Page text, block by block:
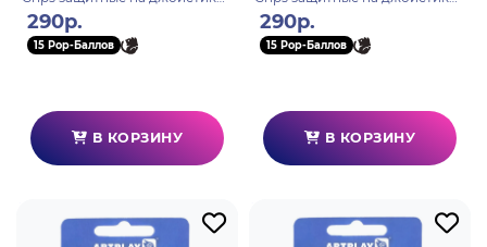
геймпада (2 шт) 14мм вогнутые
черные
290р.
15 Pop-Баллов
В КОРЗИНУ
геймпада (2 шт) 14мм
выпуклые черные
290р.
15 Pop-Баллов
В КОРЗИНУ